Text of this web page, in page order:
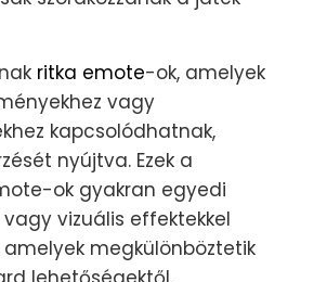
ritka emote-ok, amelyek
vagy
kapcsolódhatnak,
nyújtva. Ezek a
ok gyakran egyedi
vizuális effektekkel
amelyek megkülönböztetik